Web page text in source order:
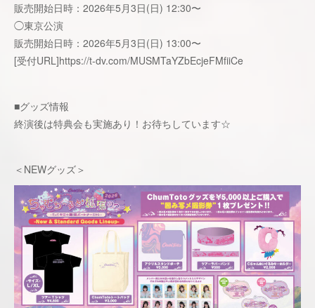
販売開始日時：2026年5月3日(日) 12:30〜
◯東京公演
販売開始日時：2026年5月3日(日) 13:00〜
[受付URL]https://t-dv.com/MUSMTaYZbEcjeFMfiiCe
■グッズ情報
終演後は特典会も実施あり！お待ちしています☆
＜NEWグッズ＞